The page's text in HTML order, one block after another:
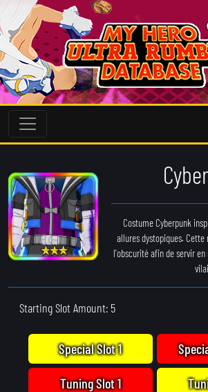
Costume Cyberpunk
allures dystopiques. Cette
l'obscurité afin de servir
Starting Slot Amount: 5
Special Slot 1
Tuning Slot 1